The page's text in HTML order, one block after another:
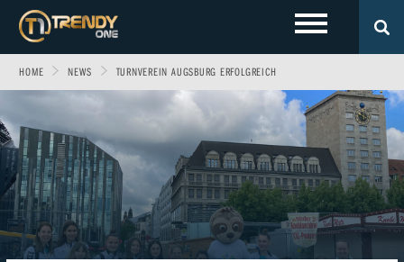
LOKALES
Allgäu
Augsburg
Ulm
EVENTS
FOTOS
VIDEOS
Sport
Fitness & Gesundheit
Wirtschaft & Politik
Familie
Leben & Wohnen
Fashion
Technik
Automobil
Gewinnspiele
Fun
Start-Up
HOME NEWS TURNVEREIN AUGSBURG ERFOLGREICH